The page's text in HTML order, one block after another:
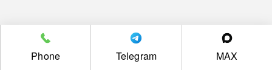
Phone Telegram MAX